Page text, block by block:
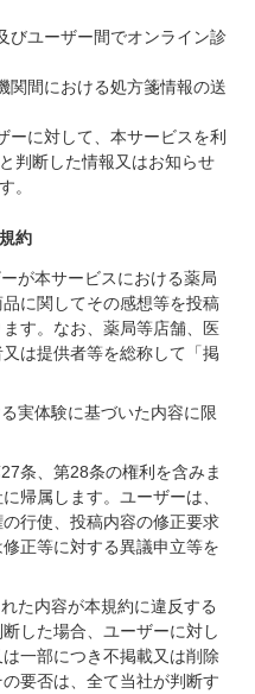
びユーザー間でオンライン診
関間における処方箋情報の送
ーに対して、本サービスを利
判断した情報又はお知らせ
。
約
が本サービスにおける薬局
に関してその感想等を投稿
す。なお、薬局等店舗、医
は提供者等を総称して「掲
実体験に基づいた内容に限
条、第28条の権利を含みま
帰属します。ユーザーは、
行使、投稿内容の修正要求
正等に対する異議申立等を
た内容が本規約に違反する
した場合、ユーザーに対し
一部につき不掲載又は削除
要否は、全て当社が判断す